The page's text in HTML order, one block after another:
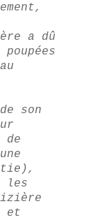
a dû
son
les
et